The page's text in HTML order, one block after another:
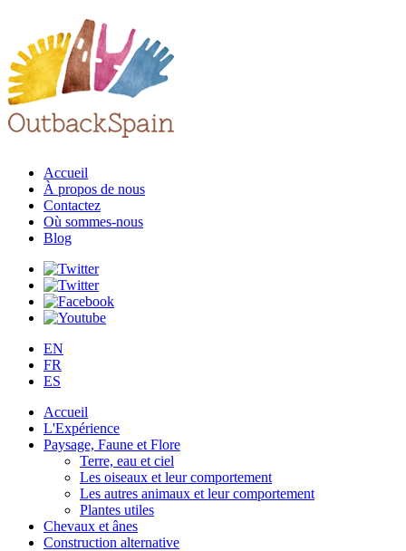
Accueil
À propos de nous
Contactez
Où sommes-nous
Blog
EN
FR
ES
Accueil
L'Expérience
Paysage, Faune et Flore
Terre, eau et ciel
Les oiseaux et leur comportement
Les autres animaux et leur comportement
Plantes utiles
Chevaux et ânes
Construction alternative